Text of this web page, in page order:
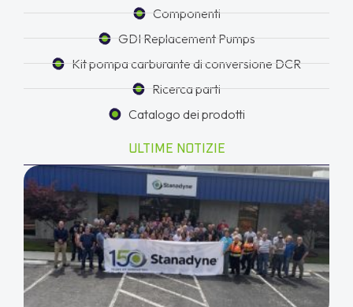
Componenti
GDI Replacement Pumps
Kit pompa carburante di conversione DCR
Ricerca parti
Catalogo dei prodotti
ULTIME NOTIZIE